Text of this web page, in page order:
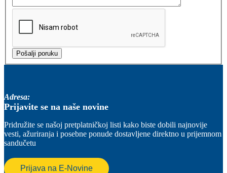
Adresa:
Prijavite se na naše novine
Pridružite se našoj pretplatničkoj listi kako biste dobili najnovije
vesti, ažuriranja i posebne ponude dostavljene direktno u prijemnom
sandučetu
Prijava na E-Novine